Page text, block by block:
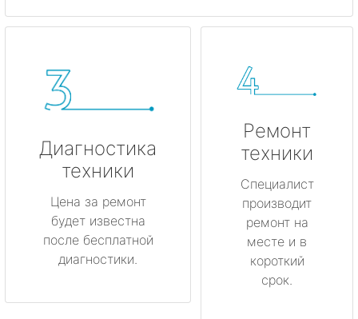
Диагностика
техники
Цена за ремонт
будет известна
после бесплатной
диагностики.
Ремонт
техники
Специалист
производит
ремонт на
месте и в
короткий
срок.